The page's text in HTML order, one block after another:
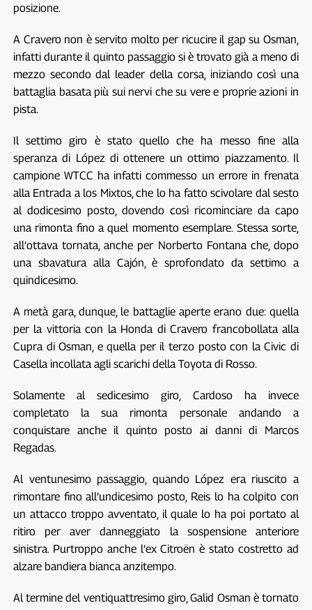
posizione.
A Cravero non è servito molto per ricucire il gap su Osman,
infatti durante il quinto passaggio si è trovato già a meno di
mezzo secondo dal leader della corsa, iniziando così una
battaglia basata più sui nervi che su vere e proprie azioni in
pista.
Il settimo giro è stato quello che ha messo fine alla
speranza di López di ottenere un ottimo piazzamento. Il
campione WTCC ha infatti commesso un errore in frenata
alla Entrada a los Mixtos, che lo ha fatto scivolare dal sesto
al dodicesimo posto, dovendo così ricominciare da capo
una rimonta fino a quel momento esemplare. Stessa sorte,
all’ottava tornata, anche per Norberto Fontana che, dopo
una sbavatura alla Cajón, è sprofondato da settimo a
quindicesimo.
A metà gara, dunque, le battaglie aperte erano due: quella
per la vittoria con la Honda di Cravero francobollata alla
Cupra di Osman, e quella per il terzo posto con la Civic di
Casella incollata agli scarichi della Toyota di Rosso.
Solamente al sedicesimo giro, Cardoso ha invece
completato la sua rimonta personale andando a
conquistare anche il quinto posto ai danni di Marcos
Regadas.
Al ventunesimo passaggio, quando López era riuscito a
rimontare fino all’undicesimo posto, Reis lo ha colpito con
un attacco troppo avventato, il quale lo ha poi portato al
ritiro per aver danneggiato la sospensione anteriore
sinistra. Purtroppo anche l’ex Citroën è stato costretto ad
alzare bandiera bianca anzitempo.
Al termine del ventiquattresimo giro, Galid Osman è tornato